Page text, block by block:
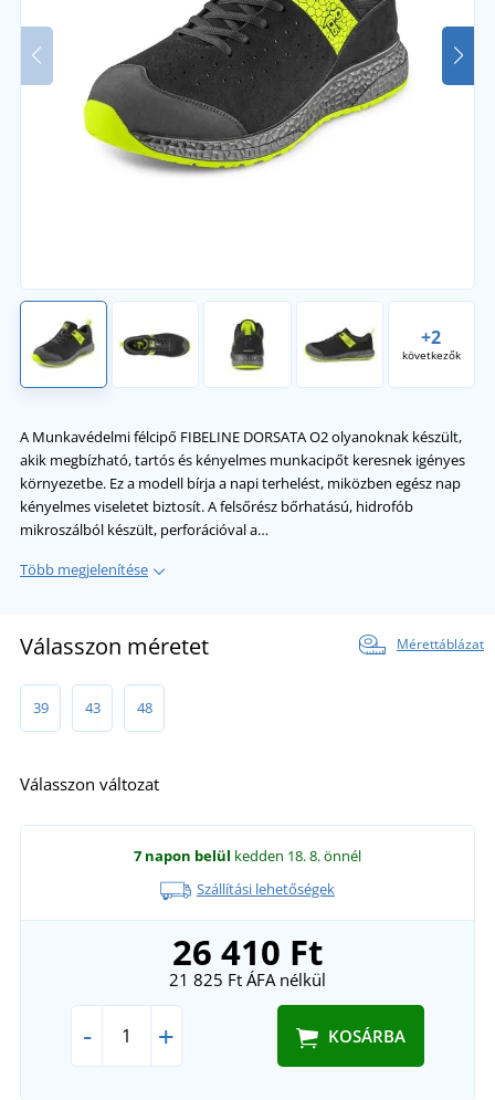
+2
következők
A Munkavédelmi félcipő FIBELINE DORSATA O2 olyanoknak készült,
akik megbízható, tartós és kényelmes munkacipőt keresnek igényes
környezetbe. Ez a modell bírja a napi terhelést, miközben egész nap
kényelmes viseletet biztosít. A felsőrész bőrhatású, hidrofób
mikroszálból készült, perforációval a…
Több megjelenítése
Válasszon méretet Mérettáblázat
39 43 48
Válasszon változat
7 napon belül kedden 18. 8.önnél
Szállítási lehetőségek
26 410 Ft
21 825 Ft ÁFA nélkül
- + KOSÁRBA